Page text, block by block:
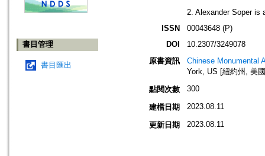
書目管理
書目匯出
2. Alexander Soper is
ISSN
00043648 (P)
DOI
10.2307/3249078
原書資訊
Chinese Monumental
York, US [紐約州, 美
點閱次數
300
建檔日期 2023.08.11
更新日期 2023.08.11